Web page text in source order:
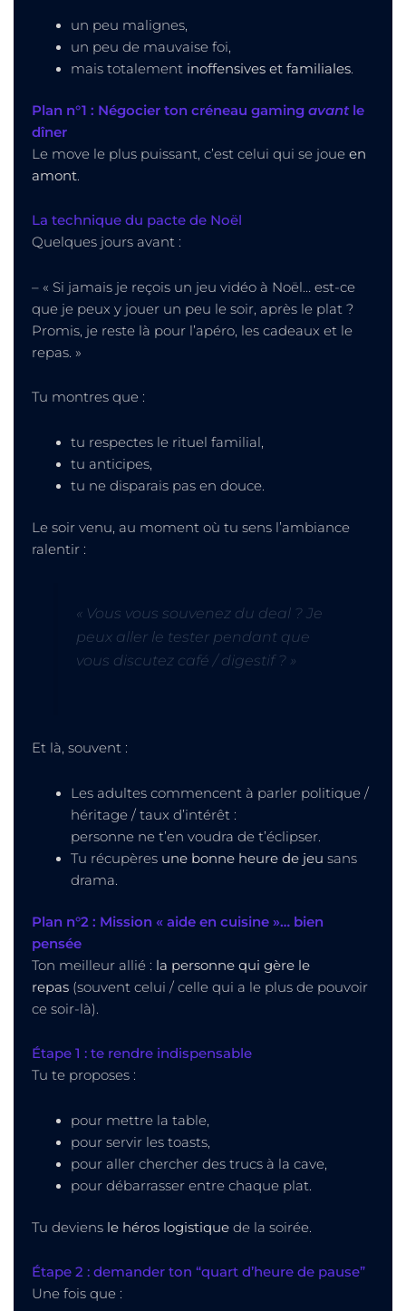
un peu malignes,
un peu de mauvaise foi,
mais totalement inoffensives et familiales.
Plan n°1 : Négocier ton créneau gaming avantle
dîner
Le move le plus puissant, c’est celui qui se joue en
amont.
La technique du pacte de Noël
Quelques jours avant :
– « Si jamais je reçois un jeu vidéo à Noël… est-ce
que je peux y jouer un peu le soir, après le plat ?
Promis, je reste là pour l’apéro, les cadeaux et le
repas. »
Tu montres que :
tu respectes le rituel familial,
tu anticipes,
tu ne disparais pas en douce.
Le soir venu, au moment où tu sens l’ambiance
ralentir :
« Vous vous souvenez du deal ? Je
peux aller le tester pendant que
vous discutez café / digestif ? »
Et là, souvent :
Les adultes commencent à parler politique /
héritage / taux d’intérêt :
personne ne t’en voudra de t’éclipser.
Tu récupères une bonne heure de jeu sans
drama.
Plan n°2 : Mission « aide en cuisine »… bien
pensée
Ton meilleur allié : la personne qui gère le
repas(souvent celui / celle qui a le plus de pouvoir
ce soir-là).
Étape 1 : te rendre indispensable
Tu te proposes :
pour mettre la table,
pour servir les toasts,
pour aller chercher des trucs à la cave,
pour débarrasser entre chaque plat.
Tu deviens le héros logistiquede la soirée.
Étape 2 : demander ton “quart d’heure de pause”
Une fois que :